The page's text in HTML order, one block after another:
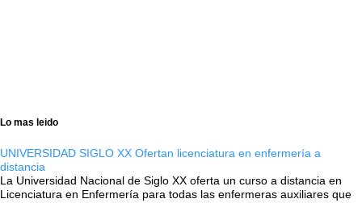
Lo mas leido
UNIVERSIDAD SIGLO XX Ofertan licenciatura en enfermería a
distancia
La Universidad Nacional de Siglo XX oferta un curso a distancia en
Licenciatura en Enfermería para todas las enfermeras auxiliares que